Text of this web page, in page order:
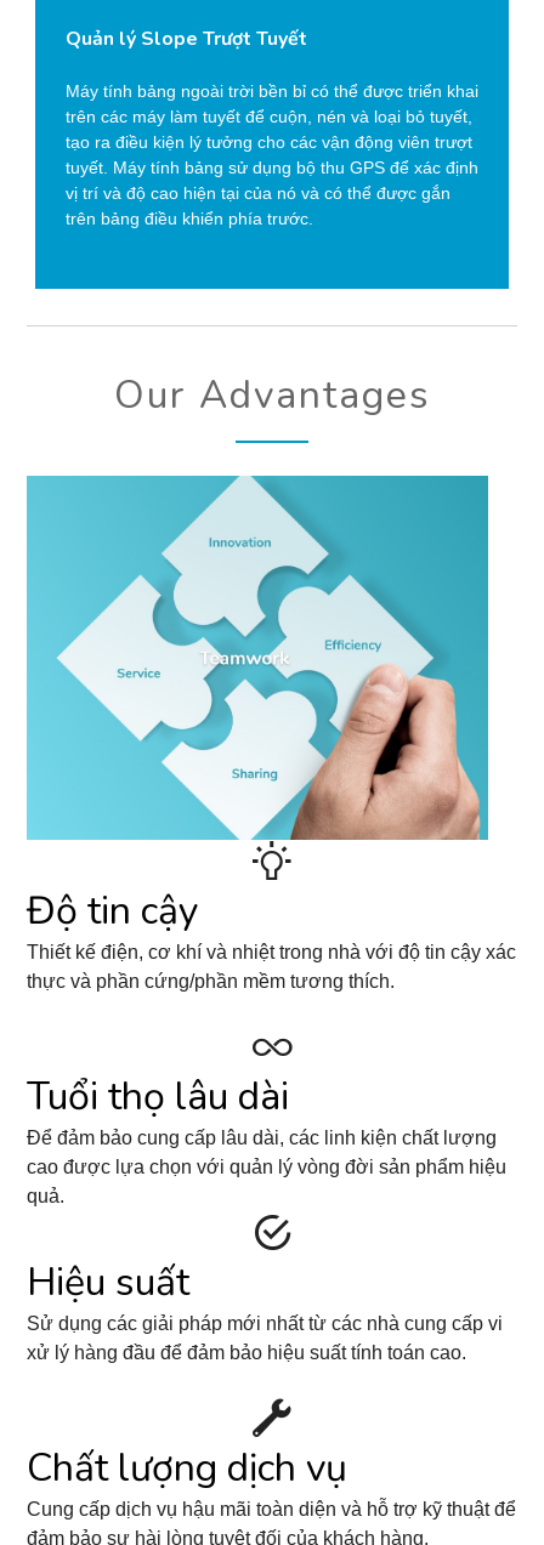
Quản lý Slope Trượt Tuyết
Máy tính bảng ngoài trời bền bỉ có thể được triển khai
trên các máy làm tuyết để cuộn, nén và loại bỏ tuyết,
tạo ra điều kiện lý tưởng cho các vận động viên trượt
tuyết. Máy tính bảng sử dụng bộ thu GPS để xác định
vị trí và độ cao hiện tại của nó và có thể được gắn
trên bảng điều khiển phía trước.
Our Advantages
Độ tin cậy
Thiết kế điện, cơ khí và nhiệt trong nhà với độ tin cậy xác
thực và phần cứng/phần mềm tương thích.
Tuổi thọ lâu dài
Để đảm bảo cung cấp lâu dài, các linh kiện chất lượng
cao được lựa chọn với quản lý vòng đời sản phẩm hiệu
quả.
Hiệu suất
Sử dụng các giải pháp mới nhất từ các nhà cung cấp vi
xử lý hàng đầu để đảm bảo hiệu suất tính toán cao.
Chất lượng dịch vụ
Cung cấp dịch vụ hậu mãi toàn diện và hỗ trợ kỹ thuật để
đảm bảo sự hài lòng tuyệt đối của khách hàng.